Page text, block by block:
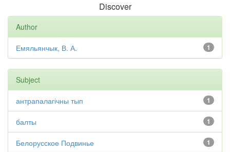
Discover
Author
1
Емяльянчык, В. А.
Subject
1
антрапалагічны тып
1
балты
1
Белорусское Подвинье